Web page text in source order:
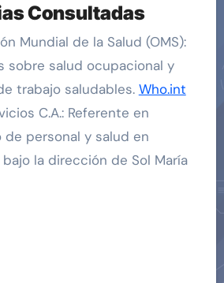
Consultadas
Mundial de la Salud (OMS):
sobre salud ocupacional y
trabajo saludables. Who.int
C.A.: Referente en
de personal y salud en
bajo la dirección de Sol María